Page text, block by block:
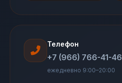
Телефон
+7 (966) 766-41-46
ежедневно 9:00–20:00